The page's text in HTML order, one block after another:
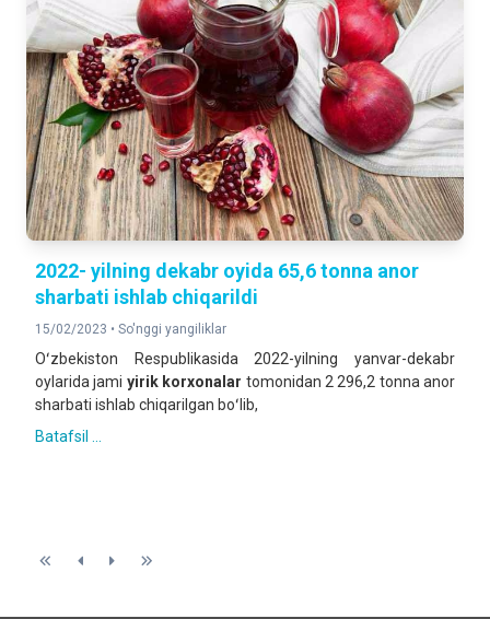
2022- yilning dekabr oyida 65,6 tonna anor
sharbati ishlab chiqarildi
15/02/2023 • So'nggi yangiliklar
Oʻzbekiston Respublikasida 2022-yilning yanvar-dekabr
oylarida jami yirik korxonalar tomonidan 2 296,2 tonna anor
sharbati ishlab chiqarilgan boʻlib,
Batafsil ...